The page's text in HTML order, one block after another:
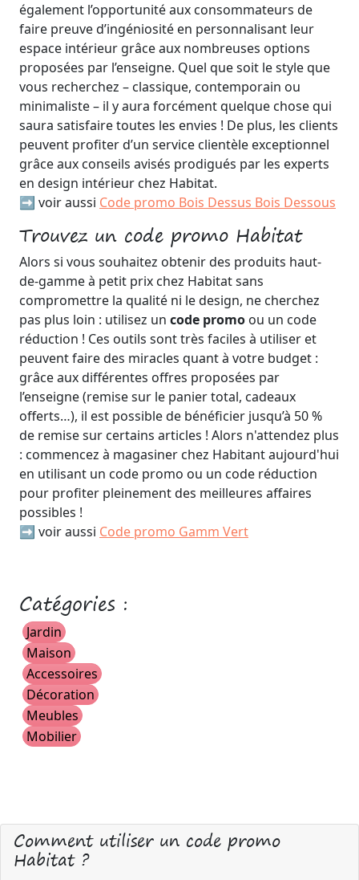
également l’opportunité aux consommateurs de
faire preuve d’ingéniosité en personnalisant leur
espace intérieur grâce aux nombreuses options
proposées par l’enseigne. Quel que soit le style que
vous recherchez – classique, contemporain ou
minimaliste – il y aura forcément quelque chose qui
saura satisfaire toutes les envies ! De plus, les clients
peuvent profiter d’un service clientèle exceptionnel
grâce aux conseils avisés prodigués par les experts
en design intérieur chez Habitat.
➡️ voir aussi Code promo Bois Dessus Bois Dessous
Trouvez un code promo Habitat
Alors si vous souhaitez obtenir des produits haut-
de-gamme à petit prix chez Habitat sans
compromettre la qualité ni le design, ne cherchez
pas plus loin : utilisez un code promo ou un code
réduction ! Ces outils sont très faciles à utiliser et
peuvent faire des miracles quant à votre budget :
grâce aux différentes offres proposées par
l’enseigne (remise sur le panier total, cadeaux
offerts…), il est possible de bénéficier jusqu’à 50 %
de remise sur certains articles ! Alors n'attendez plus
: commencez à magasiner chez Habitant aujourd'hui
en utilisant un code promo ou un code réduction
pour profiter pleinement des meilleures affaires
possibles !
➡️ voir aussi Code promo Gamm Vert
Catégories :
Jardin
Maison
Accessoires
Décoration
Meubles
Mobilier
Comment utiliser un code promo
Habitat ?